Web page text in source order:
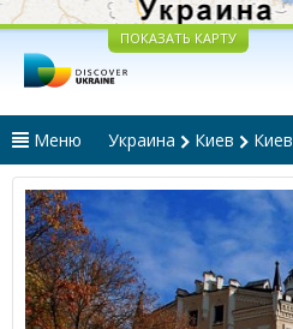
ПОКАЗАТЬ КАРТУ
Меню Украина Киев Киев